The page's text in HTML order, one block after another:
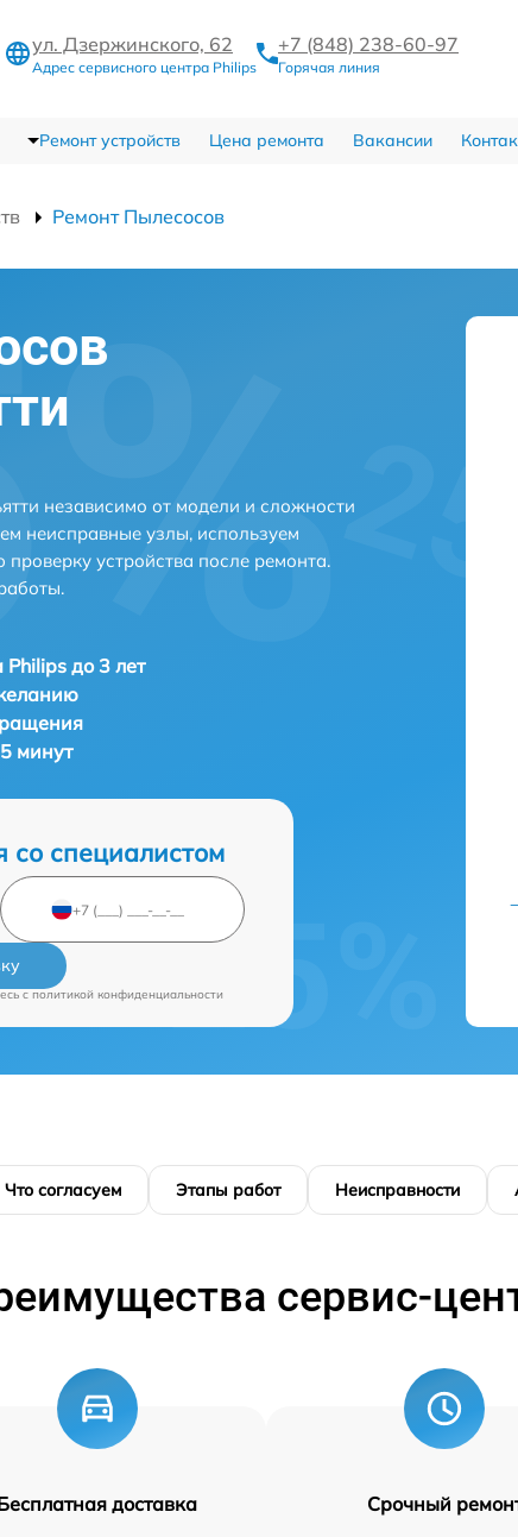
ул. Дзержинского, 62
Адрес сервисного центра Philips
+7 (848) 238-60-97
Горячая линия
Ремонт устройств Цена ремонта Вакансии
Ремонт Пылесосов
независимо от модели и сложности
неисправные узлы, используем
устройства после ремонта.
Philips до 3 лет
минут
со специалистом
cполитикой конфиденциальности
Что согласуем Этапы работ Неисправности
сервис-
доставка Срочный